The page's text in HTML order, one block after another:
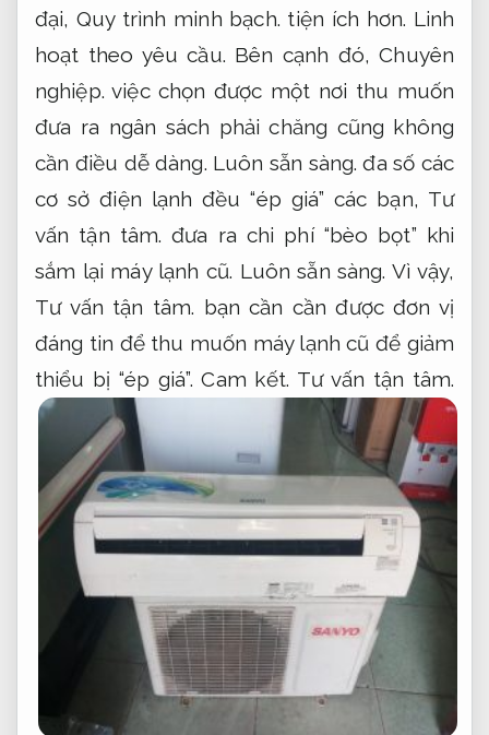
đại,Quy trình minh bạch. tiện ích hơn. Linh
hoạt theo yêu cầu. Bên cạnh đó,Chuyên
nghiệp. việc chọn được một nơi thu muốn
đưa ra ngân sách phải chăng cũng không
cần điều dễ dàng. Luôn sẵn sàng. đa số các
cơ sở điện lạnh đều “ép giá” các bạn, Tư
vấn tận tâm. đưa ra chi phí “bèo bọt” khi
sắm lại máy lạnh cũ. Luôn sẵn sàng. Vì vậy,
Tư vấn tận tâm. bạn cần cần được đơn vị
đáng tin để thu muốn máy lạnh cũ để giảm
thiểu bị “ép giá”.Cam kết. Tư vấn tận tâm.